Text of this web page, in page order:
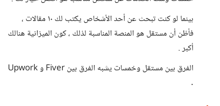
بينما لو كنت تبحث عن أحد الأشخاص يكتب لك ١٠ مقالات ،
فأظن أن مستقل هو المنصة المناسبة لذلك ، كون الميزانية هنالك
أكبر .
الفرق بين مستقل وخمسات يشبه الفرق بين Fiver و Upwork
.